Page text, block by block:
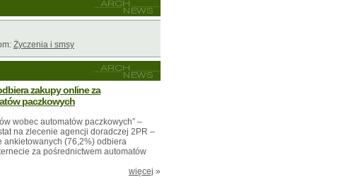
Życzenia i smsy
zakupy online za
paczkowych
wobec automatów paczkowych” –
na zlecenie agencji doradczej 2PR –
ankietowanych (76,2%) odbiera
za pośrednictwem automatów
więcej »